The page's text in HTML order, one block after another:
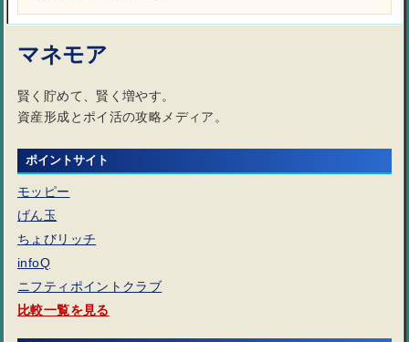
マネモア
賢く貯めて、賢く増やす。
資産形成とポイ活の攻略メディア。
ポイントサイト
モッピー
げん玉
ちょびリッチ
infoQ
ニフティポイントクラブ
比較一覧を見る